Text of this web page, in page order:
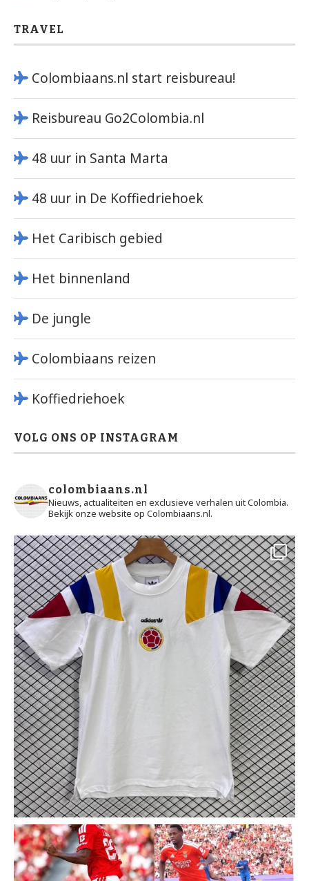
TRAVEL
Colombiaans.nl start reisbureau!
Reisbureau Go2Colombia.nl
48 uur in Santa Marta
48 uur in De Koffiedriehoek
Het Caribisch gebied
Het binnenland
De jungle
Colombiaans reizen
Koffiedriehoek
VOLG ONS OP INSTAGRAM
colombiaans.nl
Nieuws, actualiteiten en exclusieve verhalen uit Colombia.
Bekijk onze website op Colombiaans.nl.